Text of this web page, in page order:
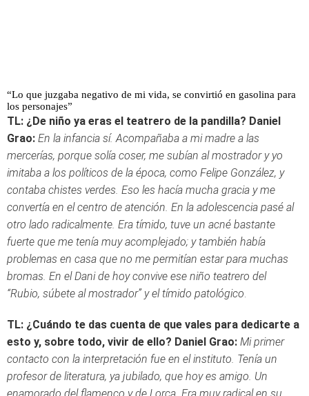
“Lo que juzgaba negativo de mi vida, se convirtió en gasolina para
los personajes”
TL: ¿De niño ya eras el teatrero de la pandilla? Daniel
Grao: En la infancia sí. Acompañaba a mi madre a las
mercerías, porque solía coser, me subían al mostrador y yo
imitaba a los políticos de la época, como Felipe González, y
contaba chistes verdes. Eso les hacía mucha gracia y me
convertía en el centro de atención. En la adolescencia pasé al
otro lado radicalmente. Era tímido, tuve un acné bastante
fuerte que me tenía muy acomplejado; y también había
problemas en casa que no me permitían estar para muchas
bromas. En el Dani de hoy convive ese niño teatrero del
“Rubio, súbete al mostrador” y el tímido patológico.
TL: ¿Cuándo te das cuenta de que vales para dedicarte a
esto y, sobre todo, vivir de ello? Daniel Grao: Mi primer
contacto con la interpretación fue en el instituto. Tenía un
profesor de literatura, ya jubilado, que hoy es amigo. Un